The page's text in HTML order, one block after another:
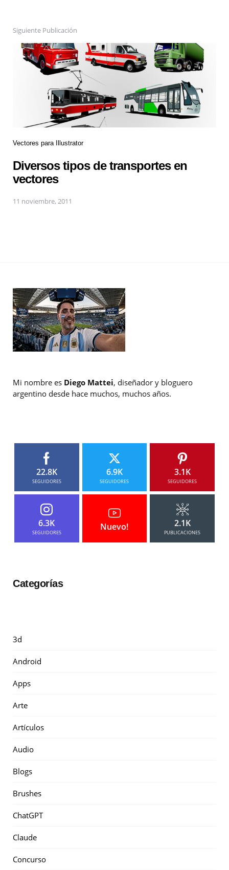
Siguiente Publicación
Vectores para Illustrator
Diversos tipos de transportes en
vectores
11 noviembre, 2011
Mi nombre es Diego Mattei, diseñador y bloguero
argentino desde hace muchos, muchos años.
22.8K
SEGUIDORES
6.9K
SEGUIDORES
3.1K
SEGUIDORES
6.3K
SEGUIDORES
Nuevo! 2.1K
PUBLICACIONES
Categorías
3d
Android
Apps
Arte
Artículos
Audio
Blogs
Brushes
ChatGPT
Claude
Concurso